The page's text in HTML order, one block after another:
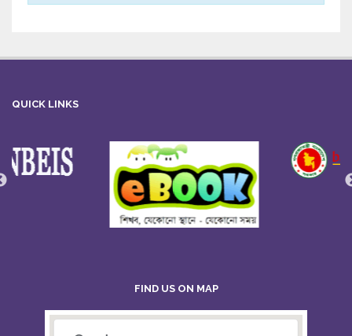
QUICK LINKS
FIND US ON MAP